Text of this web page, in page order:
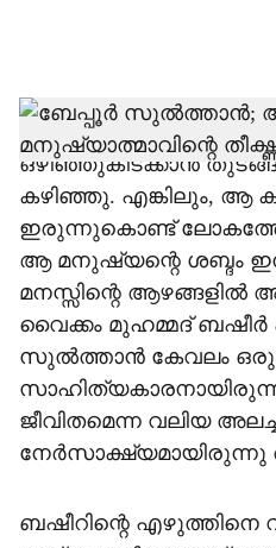
h
a
r
e
ബേപ്പൂരിലെ ആ
ഒഴിഞ്ഞുകിടക്കാൻ
കഴിഞ്ഞു. എങ്കിലും, ആ
ഇരുന്നുകൊണ്ട്
ആ മനുഷ്യന്റെ ശബ്ദം
മനസ്സിന്റെ ആഴങ്ങളിൽ
വൈക്കം മുഹമ്മദ് ബഷീർ
സുൽത്താൻ കേവലം ഒരു
ജീവിതമെന്ന വലിയ
നേർസാക്ഷ്യമായിരുന്നു
ബഷീറിന്റെ